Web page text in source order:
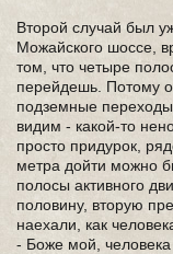
Второй случай был
Можайского шоссе,
том, что четыре
перейдешь. Потому
подземные
видим - какой-то
просто придурок,
метра дойти можно
полосы активного
половину, вторую
наехали, как
- Боже мой, человека